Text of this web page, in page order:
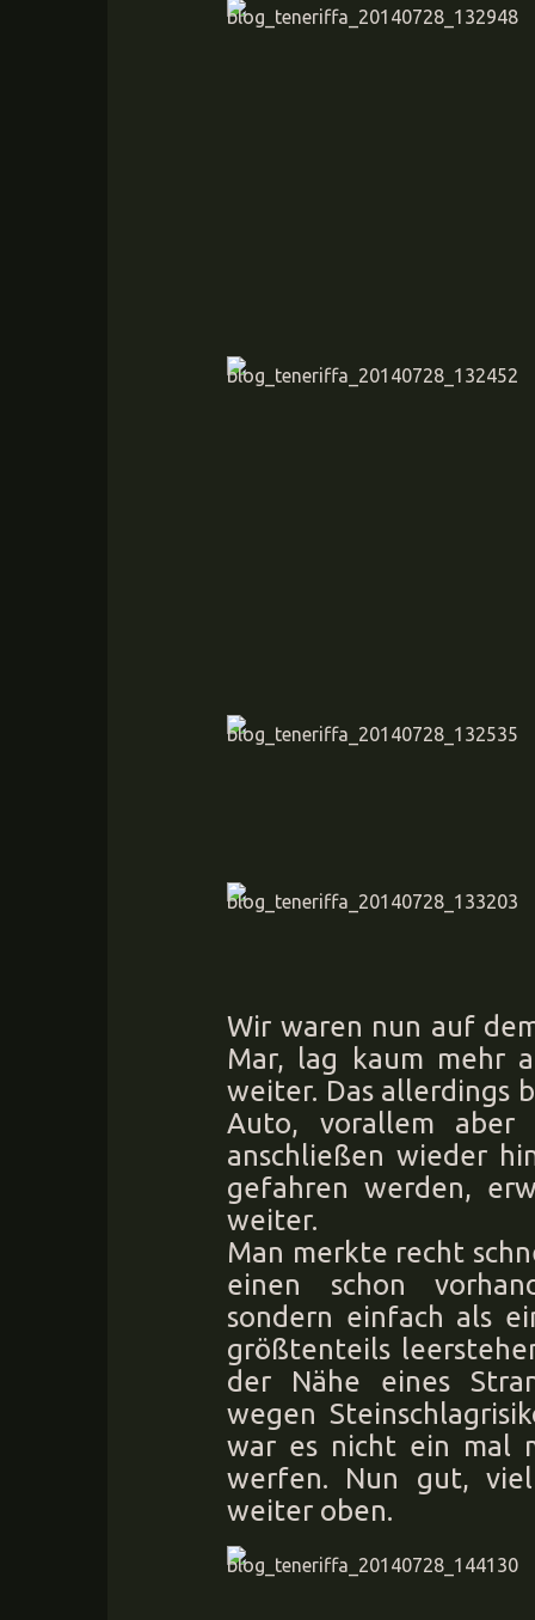
Wir waren nun auf
Mar, lag kaum mehr
weiter. Das allerdings
Auto, vorallem
anschließen wieder
gefahren werden,
weiter.
Man merkte recht
einen schon
sondern einfach als
größtenteils
der Nähe eines
wegen
war es nicht ein mal
werfen. Nun gut,
weiter oben.